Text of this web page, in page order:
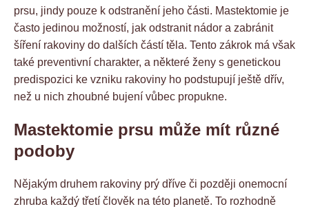
prsu, jindy pouze k odstranění jeho části. Mastektomie je
často jedinou možností, jak odstranit nádor a zabránit
šíření rakoviny do dalších částí těla. Tento zákrok má však
také preventivní charakter, a některé ženy s genetickou
predispozici ke vzniku rakoviny ho podstupují ještě dřív,
než u nich zhoubné bujení vůbec propukne.
Mastektomie prsu může mít různé
podoby
Nějakým druhem rakoviny prý dříve či později onemocní
zhruba každý třetí člověk na této planetě. To rozhodně